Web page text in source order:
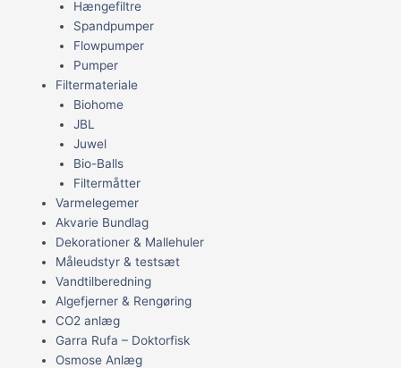
Hængefiltre
Spandpumper
Flowpumper
Pumper
Filtermateriale
Biohome
JBL
Juwel
Bio-Balls
Filtermåtter
Varmelegemer
Akvarie Bundlag
Dekorationer & Mallehuler
Måleudstyr & testsæt
Vandtilberedning
Algefjerner & Rengøring
CO2 anlæg
Garra Rufa – Doktorfisk
Osmose Anlæg